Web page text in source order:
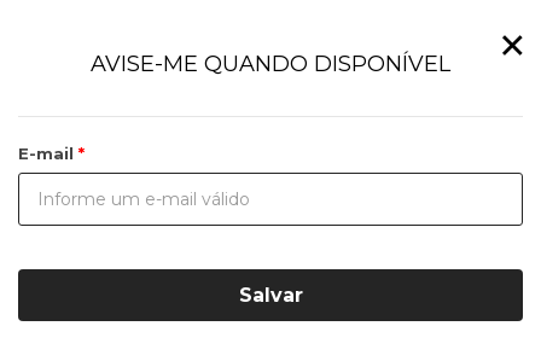
×
AVISE-ME QUANDO DISPONÍVEL
E-mail
Salvar